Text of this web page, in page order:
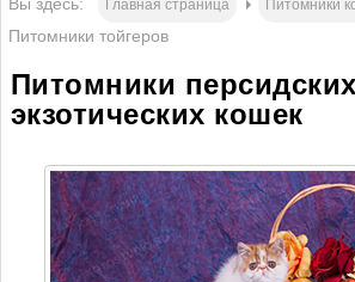
Главная страница Питомники
Питомники тойгеров
Питомники
экзотических кошек